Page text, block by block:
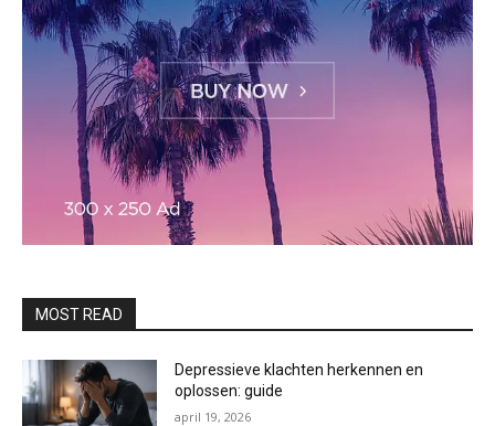
MOST READ
Depressieve klachten herkennen en
oplossen: guide
april 19, 2026